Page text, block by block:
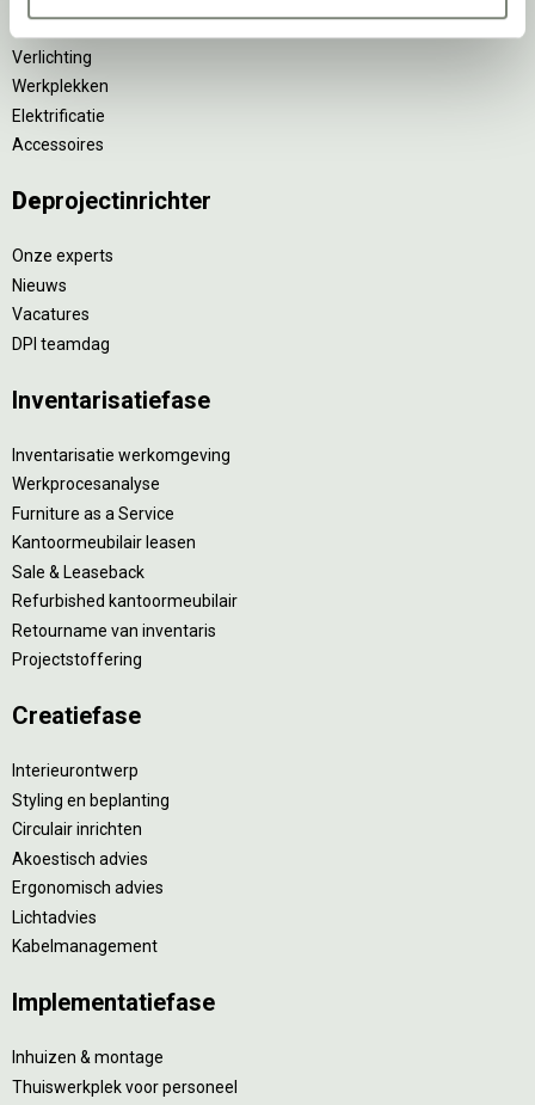
Verlichting
Werkplekken
Elektrificatie
Accessoires
Deprojectinrichter
Onze experts
Nieuws
Vacatures
DPI teamdag
Inventarisatiefase
Inventarisatie werkomgeving
Werkprocesanalyse
Furniture as a Service
Kantoormeubilair leasen
Sale & Leaseback
Refurbished kantoormeubilair
Retourname van inventaris
Projectstoffering
Creatiefase
Interieurontwerp
Styling en beplanting
Circulair inrichten
Akoestisch advies
Ergonomisch advies
Lichtadvies
Kabelmanagement
Implementatiefase
Inhuizen & montage
Thuiswerkplek voor personeel